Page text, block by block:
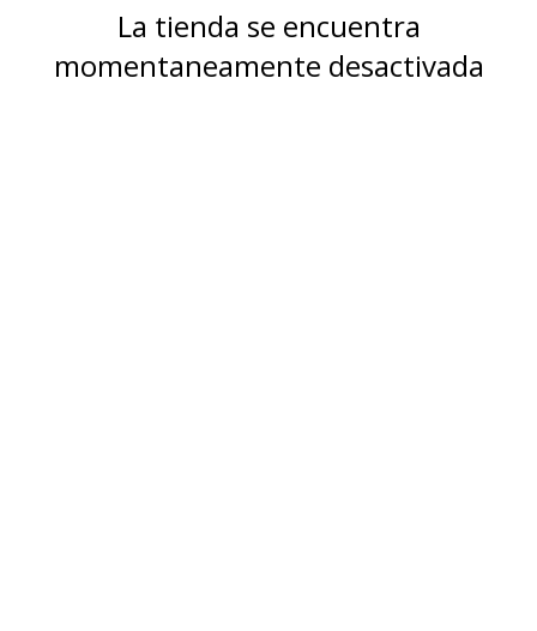
La tienda se encuentra
momentaneamente desactivada